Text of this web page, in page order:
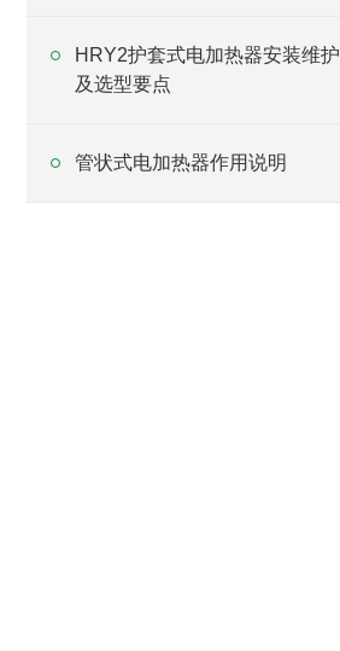
HRY2护套式电加热器安装维护
及选型要点
管状式电加热器作用说明